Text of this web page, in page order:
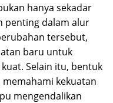
hanya sekadar
penting dalam alur
tersebut,
baru untuk
Selain itu, bentuk
kekuatan
mengendalikan